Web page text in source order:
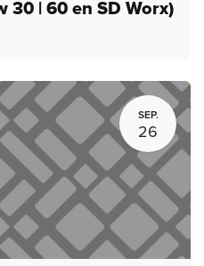
30 | 60 en SD Worx)
SEP.
26